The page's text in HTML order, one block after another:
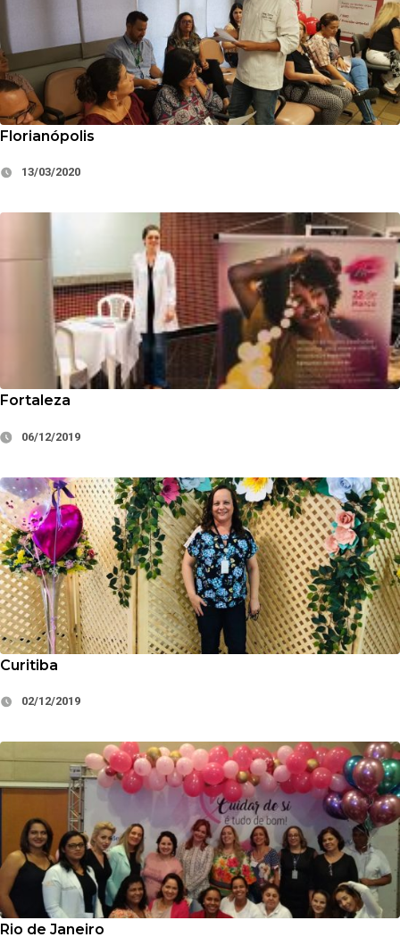
Florianópolis
13/03/2020
Fortaleza
06/12/2019
Curitiba
02/12/2019
Rio de Janeiro